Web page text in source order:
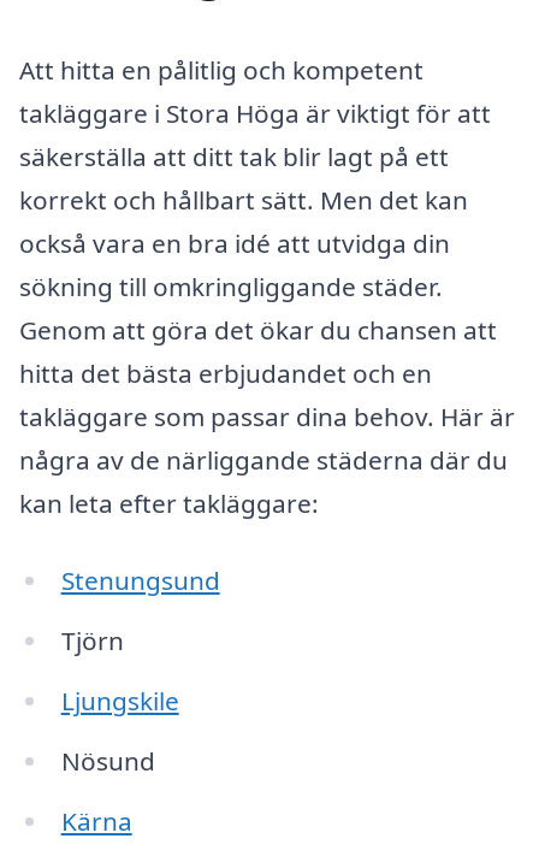
Att hitta en pålitlig och kompetent
takläggare i Stora Höga är viktigt för att
säkerställa att ditt tak blir lagt på ett
korrekt och hållbart sätt. Men det kan
också vara en bra idé att utvidga din
sökning till omkringliggande städer.
Genom att göra det ökar du chansen att
hitta det bästa erbjudandet och en
takläggare som passar dina behov. Här är
några av de närliggande städerna där du
kan leta efter takläggare:
Stenungsund
Tjörn
Ljungskile
Nösund
Kärna